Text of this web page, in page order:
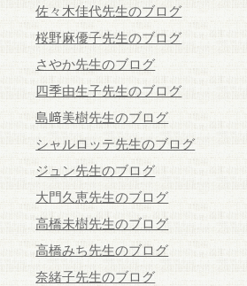
佐々木佳代先生のブログ
桜野麻優子先生のブログ
さやか先生のブログ
四季由生子先生のブログ
島﨑美樹先生のブログ
シャルロッテ先生のブログ
ジュン先生のブログ
大門久恵先生のブログ
高橋未樹先生のブログ
高橋みち先生のブログ
奈緒子先生のブログ